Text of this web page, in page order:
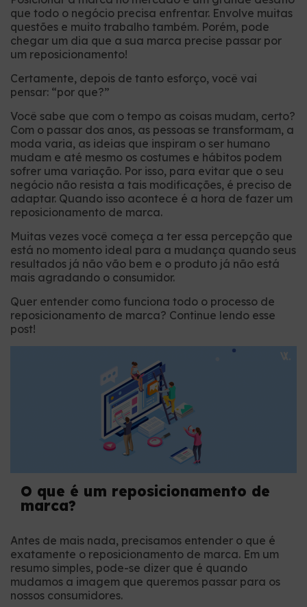
que todo o negócio precisa enfrentar. Envolve muitas
questões e muito trabalho também. Porém, pode
chegar um dia que a sua marca precise passar por
um reposicionamento!
Certamente, depois de tanto esforço, você vai
pensar: “por que?”
Você sabe que com o tempo as coisas mudam, certo?
Com o passar dos anos, as pessoas se transformam, a
moda varia, as ideias que inspiram o ser humano
mudam e até mesmo os costumes e hábitos podem
sofrer uma variação. Por isso, para evitar que o seu
negócio não resista a tais modificações, é preciso de
adaptar. Quando isso acontece é a hora de fazer um
reposicionamento de marca.
Muitas vezes você começa a ter essa percepção que
está no momento ideal para a mudança quando seus
resultados já não vão bem e o produto já não está
mais agradando o consumidor.
Quer entender como funciona todo o processo de
reposicionamento de marca? Continue lendo esse
post!
O que é um reposicionamento de
marca?
Antes de mais nada, precisamos entender o que é
exatamente o reposicionamento de marca. Em um
resumo simples, pode-se dizer que é quando
mudamos a imagem que queremos passar para os
nossos consumidores.